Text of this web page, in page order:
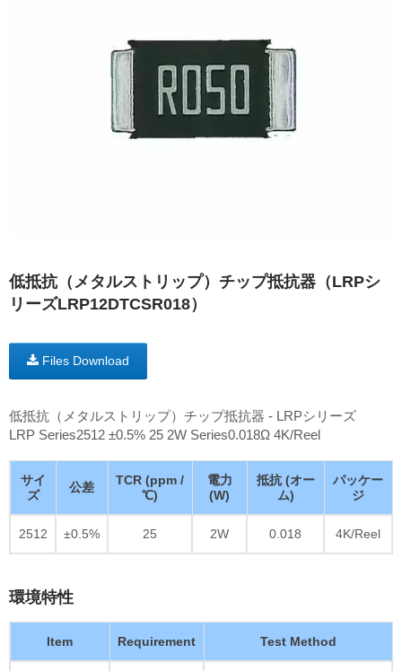
低抵抗（メタルストリップ）チップ抵抗器（LRPシ
リーズLRP12DTCSR018）
Files Download
低抵抗（メタルストリップ）チップ抵抗器 - LRPシリーズ
LRP Series2512 ±0.5% 25 2W Series0.018Ω 4K/Reel
サイ
ズ
公差
TCR (ppm /
℃)
電力
(W)
抵抗 (オー
ム)
パッケー
ジ
2512 ±0.5% 25 2W 0.018 4K/Reel
環境特性
Item Requirement Test Method